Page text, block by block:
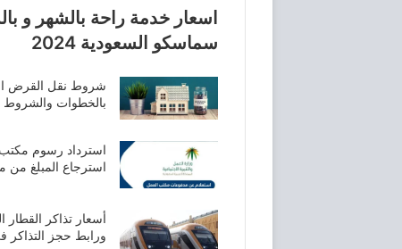
اسعار خدمة راحة بالشهر و
سماسكو السعودية 2024
شروط نقل القرض
بالخطوات والشروط المطلوبة
استرداد رسوم
استرجاع المبلغ من
ورابط حجز التذاكر